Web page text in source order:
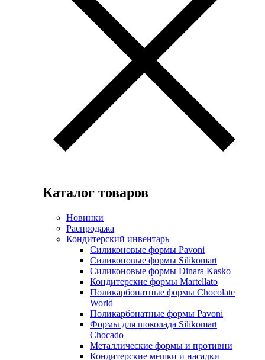
Каталог товаров
Новинки
Распродажа
Кондитерский инвентарь
Силиконовые формы Pavoni
Силиконовые формы Silikomart
Силиконовые формы Dinara Kasko
Кондитерские формы Martellato
Поликарбонатные формы Chocolate
World
Поликарбонатные формы Pavoni
Формы для шоколада Silikomart
Chocado
Металлические формы и противни
Кондитерские мешки и насадки